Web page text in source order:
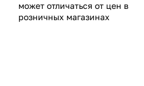
может отличаться от цен в
розничных магазинах